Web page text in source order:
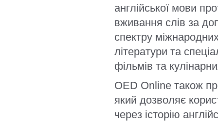
англійської мови
вживання слів за
спектру
літератури та
фільмів та
OED Online також
який дозволяє
через історію